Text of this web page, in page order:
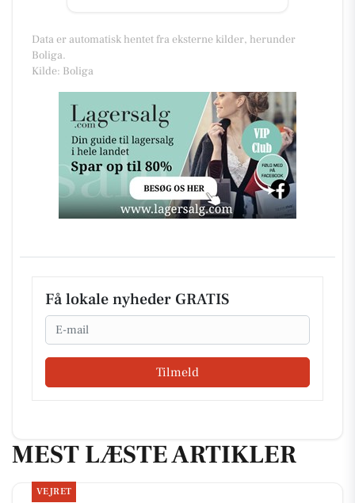
Data er automatisk hentet fra eksterne kilder, herunder
Boliga.
Kilde: Boliga
Få lokale nyheder GRATIS
Email
Tilmeld
MEST LÆSTE ARTIKLER
VEJRET